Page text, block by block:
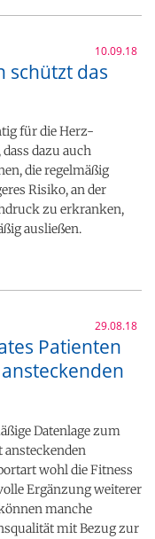
10.09.18
schützt das
für die Herz-
dazu auch
die regelmäßig
Risiko, an der
zu erkranken,
ausließen.
29.08.18
Patienten
Datenlage zum
ansteckenden
wohl die Fitness
Ergänzung weiterer
manche
mit Bezug zur